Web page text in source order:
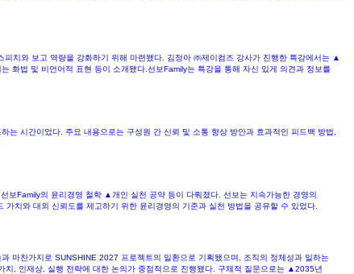
치와 보고 역량을 강화하기 위해 마련됐다. 김정아 ㈜제이컴즈 강사가 진행한 특강에서는 ▲
법 및 비언어적 표현 등이 소개됐다.선보Family는 특강을 통해 자신 있게 의견과 정보를
시간이었다. 주요 내용으로는 구성원 간 신뢰 및 소통 향상 방안과 효과적인 피드백 방법,
Family의 윤리경영 철학 ▲개인 실천 공약 등이 다뤄졌다. 선보는 지속가능한 경영의
치와 대외 신뢰도를 제고하기 위한 윤리경영의 기준과 실천 방법을 공유할 수 있었다.
마찬가지로 SUNSHINE 2027 프로젝트의 일환으로 기획됐으며, 조직의 정체성과 일하는
치, 인재상, 실행 전략에 대한 논의가 중점적으로 진행됐다. 구체적 질문으로는 ▲2035년